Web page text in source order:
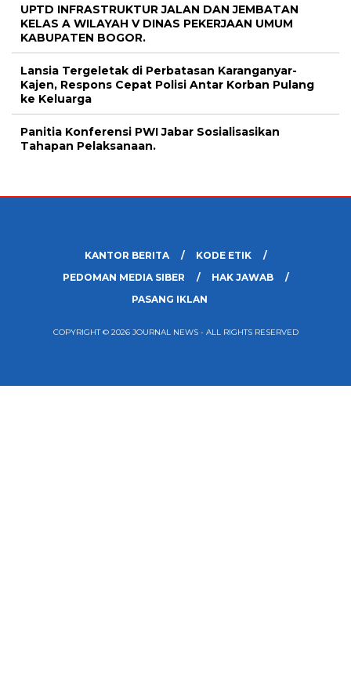
UPTD INFRASTRUKTUR JALAN DAN JEMBATAN
KELAS A WILAYAH V DINAS PEKERJAAN UMUM
KABUPATEN BOGOR.
Lansia Tergeletak di Perbatasan Karanganyar-
Kajen, Respons Cepat Polisi Antar Korban Pulang
ke Keluarga
Panitia Konferensi PWI Jabar Sosialisasikan
Tahapan Pelaksanaan.
KANTOR BERITA
KODE ETIK
PEDOMAN MEDIA SIBER
HAK JAWAB
PASANG IKLAN
COPYRIGHT © 2026 JOURNAL NEWS - ALL RIGHTS RESERVED